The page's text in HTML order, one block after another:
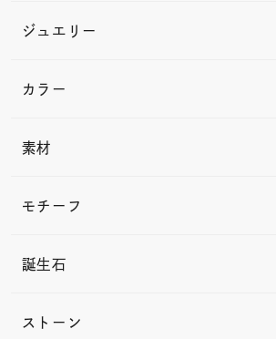
ジュエリー
カラー
素材
モチーフ
誕生石
ストーン